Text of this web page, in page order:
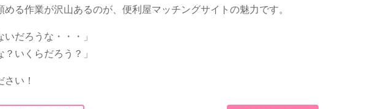
める作業が沢山あるのが、便利屋マッチングサイトの魅力です。
いだろうな・・・」
？いくらだろう？」
い！